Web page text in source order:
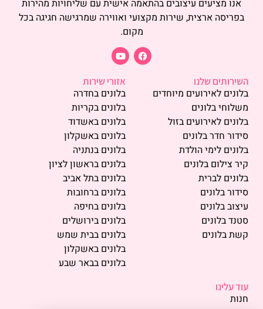
אנו מציעים עיצובים בהתאמה אישית עם שליחויות מהירות
בפריסה ארצית, שירות מקצועי ואווירה שמרגישה חגיגה בכל
מקום.
השירותים שלנו
בלונים לאירועים מיוחדים
משלוחי בלונים
בלונים לאירועים בזול
סידור חדר בלונים
בלונים לימי הולדת
קיר צילום בלונים
בלונים לברית
סידור בלונים
עיצוב בלונים
סטנד בלונים
קשת בלונים
אזורי שירות
בלונים בחדרה
בלונים בקריות
בלונים באשדוד
בלונים באשקלון
בלונים בנתניה
בלונים בראשון לציון
בלונים בתל אביב
בלונים ברחובות
בלונים בחיפה
בלונים בירושלים
בלונים בבית שמש
בלונים באשקלון
בלונים בבאר שבע
עוד עלינו
חנות